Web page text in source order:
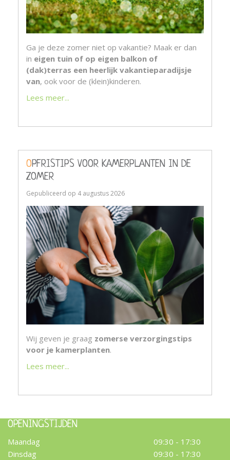
Ga je deze zomer niet op vakantie? Maak er dan
in eigen tuin of op eigen balkon of
(dak)terras een heerlijk vakantieparadijsje
van, ook voor de (klein)kinderen.
Lees meer...
OPFRISTIPS VOOR KAMERPLANTEN IN DE
ZOMER
Gepubliceerd op 4 augustus 2026
Wij geven je graag zomerse verzorgingstips
voor je kamerplanten.
Lees meer...
OPENINGSTIJDEN
Maandag
09:30 - 17:30
Dinsdag
09:30 - 17:30